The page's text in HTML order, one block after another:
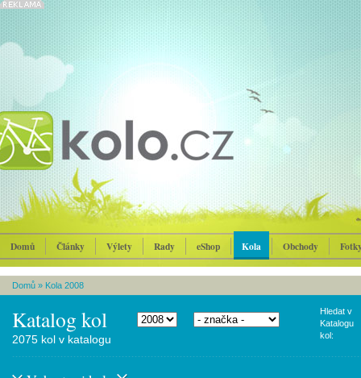
Domů Články Výlety Rady eShop Kola Obchody
Domů » Kola 2008
Katalog kol
Hledat v
Katalogu
kol:
2075 kol v katalogu